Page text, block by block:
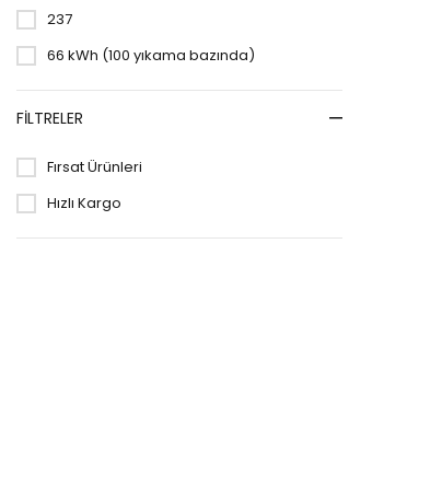
237
66 kWh (100 yıkama bazında)
FILTRELER
Fırsat Ürünleri
Hızlı Kargo